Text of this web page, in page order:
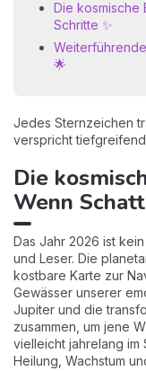
Die kosmische
Schritte ✨
🌟
Jedes Sternzeichen
verspricht
Die
Wenn
Das Jahr 2026 ist
und Leser. Die
kostbare Karte zur
Gewässer unserer
Jupiter und die
zusammen, um jene
vielleicht jahrelang im
Heilung, Wachstum